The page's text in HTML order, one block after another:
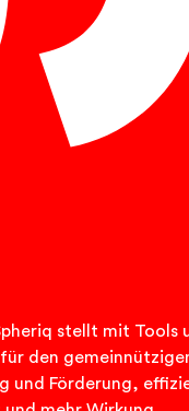
stellt mit Tools
den
und Förderung,